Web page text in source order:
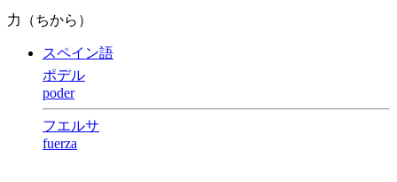
力（ちから）
スペイン語
ポデル
poder
フエルサ
fuerza